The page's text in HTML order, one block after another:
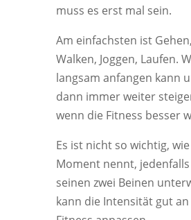
muss es erst mal sein.
Am einfachsten ist Gehen,
Walken, Joggen, Laufen.
langsam anfangen kann
dann immer weiter
wenn die Fitness besser
Es ist nicht so wichtig,
Moment nennt,
seinen zwei Beinen
kann die Intensität gut an